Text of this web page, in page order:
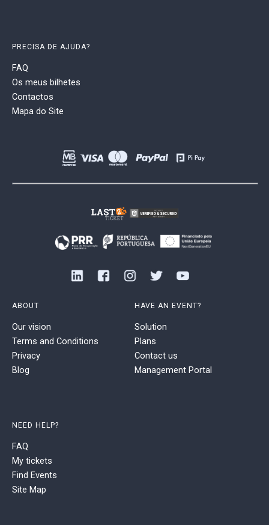
PRECISA DE AJUDA?
FAQ
Os meus bilhetes
Contactos
Mapa do Site
ABOUT
Our vision
Terms and Conditions
Privacy
Blog
HAVE AN EVENT?
Solution
Plans
Contact us
Management Portal
NEED HELP?
FAQ
My tickets
Find Events
Site Map